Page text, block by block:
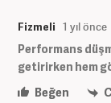
Fizmeli 1 yıl önce
Performans
getirirken hem
Beğen